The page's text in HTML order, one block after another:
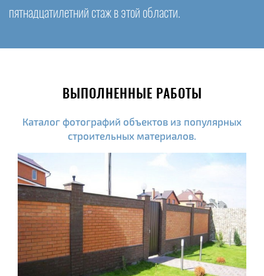
пятнадцатилетний стаж в этой области.
ВЫПОЛНЕННЫЕ РАБОТЫ
Каталог фотографий объектов из популярных
строительных материалов.